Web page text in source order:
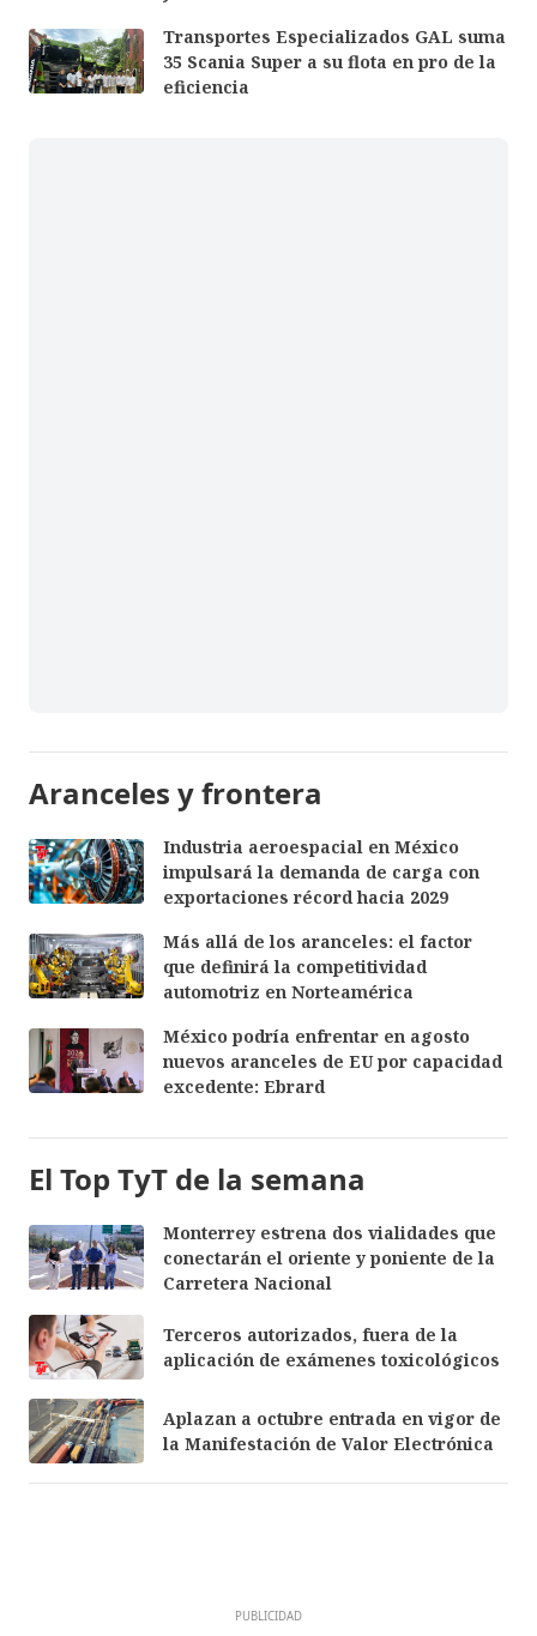
Transportes Especializados GAL suma
35 Scania Super a su flota en pro de la
eficiencia
Aranceles y frontera
Industria aeroespacial en México
impulsará la demanda de carga con
exportaciones récord hacia 2029
Más allá de los aranceles: el factor
que definirá la competitividad
automotriz en Norteamérica
México podría enfrentar en agosto
nuevos aranceles de EU por capacidad
excedente: Ebrard
El Top TyT de la semana
Monterrey estrena dos vialidades que
conectarán el oriente y poniente de la
Carretera Nacional
Terceros autorizados, fuera de la
aplicación de exámenes toxicológicos
Aplazan a octubre entrada en vigor de
la Manifestación de Valor Electrónica
PUBLICIDAD